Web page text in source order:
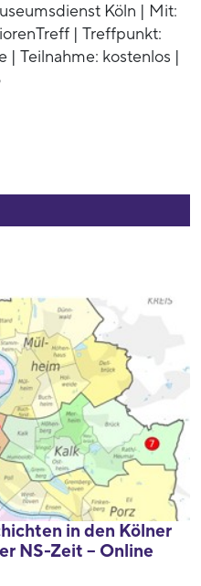
Köln | Mit:
| Treffpunkt:
| Teilnahme: kostenlos |
in den Kölner
NS-Zeit – Online